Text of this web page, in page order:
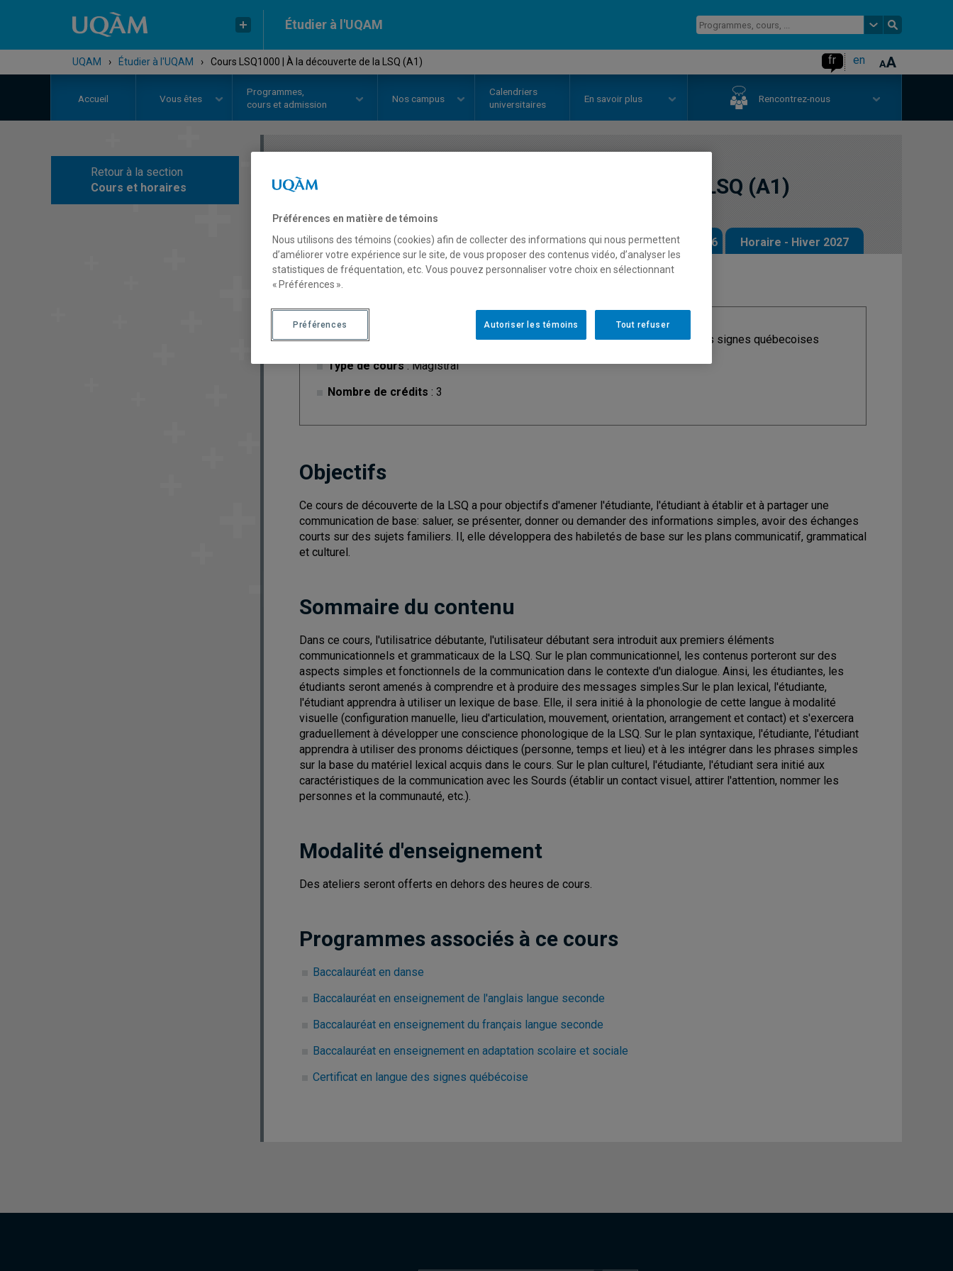
Étudier à l'UQAM
UQAM › Étudier à l'UQAM › Cours LSQ1000 | À la découverte de la LSQ (A1) fr en
Accueil Vous êtes
Programmes,
cours et admission
Nos campus
Calendriers
universitaires
En savoir plus Rencontrez-nous
Retour à la section
Cours et horaires
COURS À la découverte de la LSQ (A1)
Description Horaire - Été 2026 Horaire - Automne 2026 Horaire - Hiver 2027
Cycle: 1
Type de cours: Magistral
Nombre de crédits : 3
Discipline: Langue des signes québecoises
Objectifs
Ce cours de découverte de la LSQ a pour objectifs d'amener l'étudiante, l'étudiant à établir et à partager une
communication de base: saluer, se présenter, donner ou demander des informations simples, avoir des échanges
courts sur des sujets familiers. Il, elle développera des habiletés de base sur les plans communicatif, grammatical
et culturel.
Sommaire du contenu
Dans ce cours, l'utilisatrice débutante, l'utilisateur débutant sera introduit aux premiers éléments
communicationnels et grammaticaux de la LSQ. Sur le plan communicationnel, les contenus porteront sur des
aspects simples et fonctionnels de la communication dans le contexte d'un dialogue. Ainsi, les étudiantes, les
étudiants seront amenés à comprendre et à produire des messages simples.Sur le plan lexical, l'étudiante,
l'étudiant apprendra à utiliser un lexique de base. Elle, il sera initié à la phonologie de cette langue à modalité
visuelle (configuration manuelle, lieu d'articulation, mouvement, orientation, arrangement et contact) et s'exercera
graduellement à développer une conscience phonologique de la LSQ. Sur le plan syntaxique, l'étudiante, l'étudiant
apprendra à utiliser des pronoms déictiques (personne, temps et lieu) et à les intégrer dans les phrases simples
sur la base du matériel lexical acquis dans le cours. Sur le plan culturel, l'étudiante, l'étudiant sera initié aux
caractéristiques de la communication avec les Sourds (établir un contact visuel, attirer l'attention, nommer les
personnes et la communauté, etc.).
Modalité d'enseignement
Des ateliers seront offerts en dehors des heures de cours.
Programmes associés à ce cours
Baccalauréat en danse
Baccalauréat en enseignement de l'anglais langue seconde
Baccalauréat en enseignement du français langue seconde
Baccalauréat en enseignement en adaptation scolaire et sociale
Certificat en langue des signes québécoise
Préférences en matière de témoins
Nous utilisons des témoins (cookies) afin de collecter des informations qui nous permettent
d’améliorer votre expérience sur le site, de vous proposer des contenus vidéo, d’analyser les
statistiques de fréquentation, etc. Vous pouvez personnaliser votre choix en sélectionnant
« Préférences ».
Tout refuser
Autoriser les témoins
Préférences